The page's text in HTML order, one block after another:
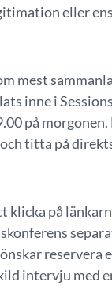
eller
mest
inne i
på
titta på
klicka på
reservera
intervju med